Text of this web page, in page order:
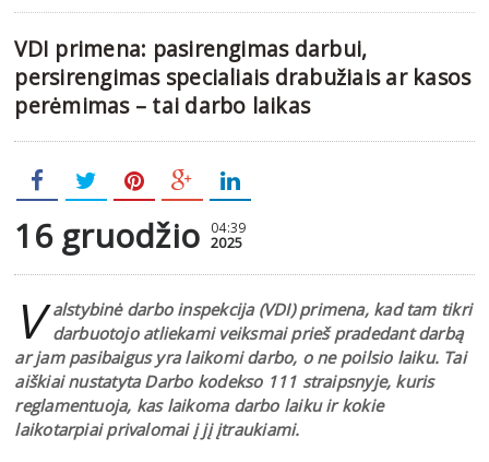
VDI primena: pasirengimas darbui,
persirengimas specialiais drabužiais ar kasos
perėmimas – tai darbo laikas
16 gruodžio 04:39
2025
V alstybinė darbo inspekcija (VDI) primena, kad tam tikri
darbuotojo atliekami veiksmai prieš pradedant darbą
ar jam pasibaigus yra laikomi darbo, o ne poilsio laiku. Tai
aiškiai nustatyta Darbo kodekso 111 straipsnyje, kuris
reglamentuoja, kas laikoma darbo laiku ir kokie
laikotarpiai privalomai į jį įtraukiami.